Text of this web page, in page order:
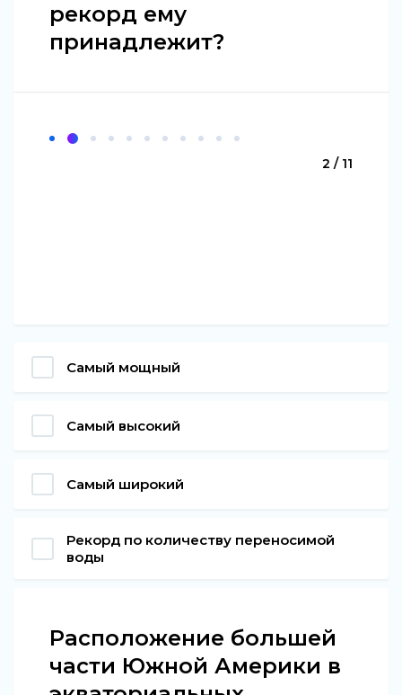
рекорд ему
принадлежит?
2 / 11
Самый мощный
Самый высокий
Самый широкий
Рекорд по количеству переносимой
воды
Расположение большей
части Южной Америки в